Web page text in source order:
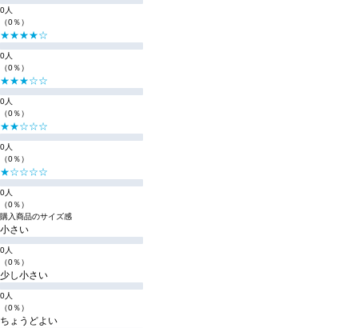
0人
（0％）
★★★★☆
0人
（0％）
★★★☆☆
0人
（0％）
★★☆☆☆
0人
（0％）
★☆☆☆☆
0人
（0％）
購入商品のサイズ感
小さい
0人
（0％）
少し小さい
0人
（0％）
ちょうどよい